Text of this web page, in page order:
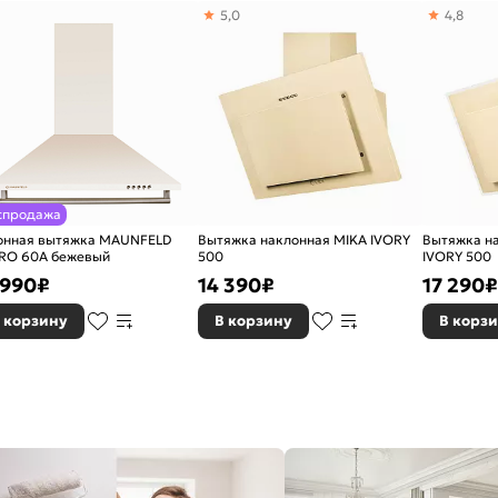
вытяжка MAUNFELD
60A бежевый
₽
корзину
Вытяжка наклонная MIKA IVORY
500
5,0
14 390₽
В корзину
Вытяжка
IVORY 500
4,8
17 290₽
В